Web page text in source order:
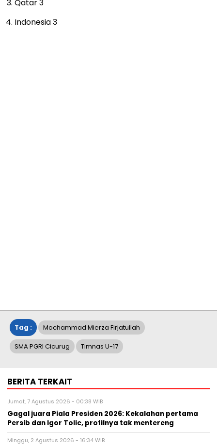
Qatar 3
Indonesia 3
Tag : Mochammad Mierza Firjatullah
SMA PGRI Cicurug Timnas U-17
BERITA TERKAIT
Jumat, 7 Agustus 2026 - 00:38 WIB
Gagal juara Piala Presiden 2026: Kekalahan pertama
Persib dan Igor Tolic, profilnya tak mentereng
Minggu, 2 Agustus 2026 - 16:34 WIB